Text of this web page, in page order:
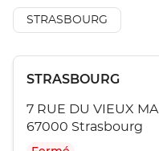
de
vente
AÉSIO
STRASBOURG
sur
touche
ENTRÉE
Point
vente
:
STRASBOURG
7 RUE DU VIEUX
67000 Strasbourg